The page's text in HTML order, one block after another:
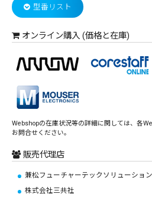
型番リスト
オンライン購入 (価格と在庫)
Webshopの在庫状況等の詳細に関しては、各
お問合せください。
販売代理店
兼松フューチャーテックソリューショ
株式会社三共社